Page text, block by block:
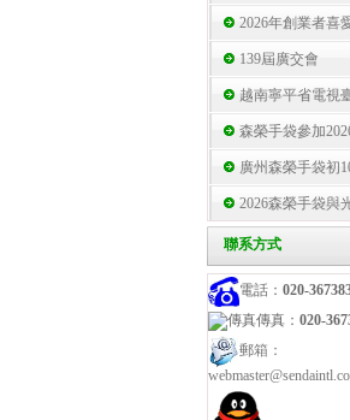
2026年創業者喜
139屆廣交會
越南寧平省電視
森榮手袋參加
廣州森榮手袋初
2026森榮手袋與
聯系方式
電話： 020-
傳真： 020-
郵箱：